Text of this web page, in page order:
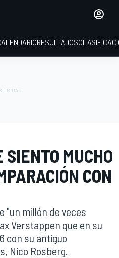
RESULTADOS
MUCHO
CON
"un millón de veces
Verstappen que en su
con su antiguo
Nico Rosberg.